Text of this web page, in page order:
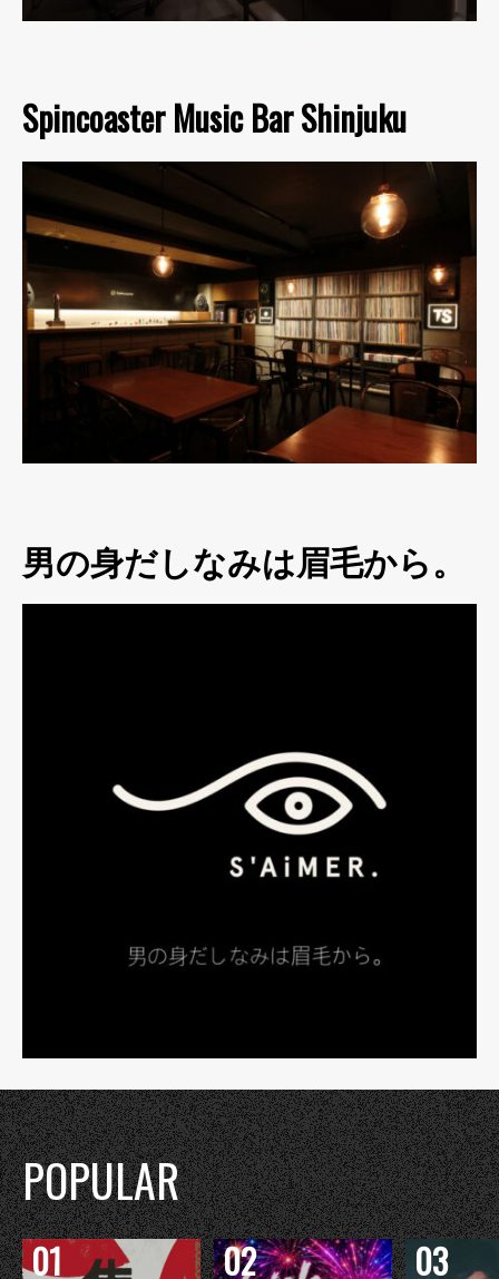
Spincoaster Music Bar Shinjuku
男の身だしなみは眉毛から。
POPULAR